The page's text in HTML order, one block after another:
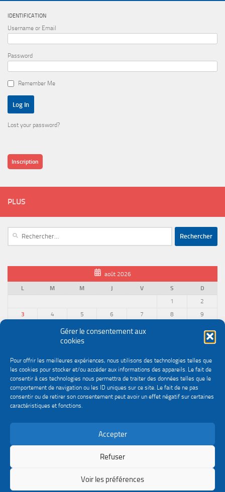
Gérer le consentement aux
cookies
Pour offrir les meilleures expériences, nous utilisons des technologies telles que
les cookies pour stocker et/ou accéder aux informations des appareils. Le fait de
consentir à ces technologies nous permettra de traiter des données telles que le
comportement de navigation ou les ID uniques sur ce site. Le fait de ne pas
consentir ou de retirer son consentement peut avoir un effet négatif sur certaines
caractéristiques et fonctions.
Accepter
Refuser
Voir les préférences
IDENTIFICATION
Username or Email
Password
Remember Me
Lost your password?
Inscription
PLUS
août 2026
L
M M J V S
D
1
2
3
4 5 6 7 8
9
12
19
23
« Juin
Politique de confidentialité